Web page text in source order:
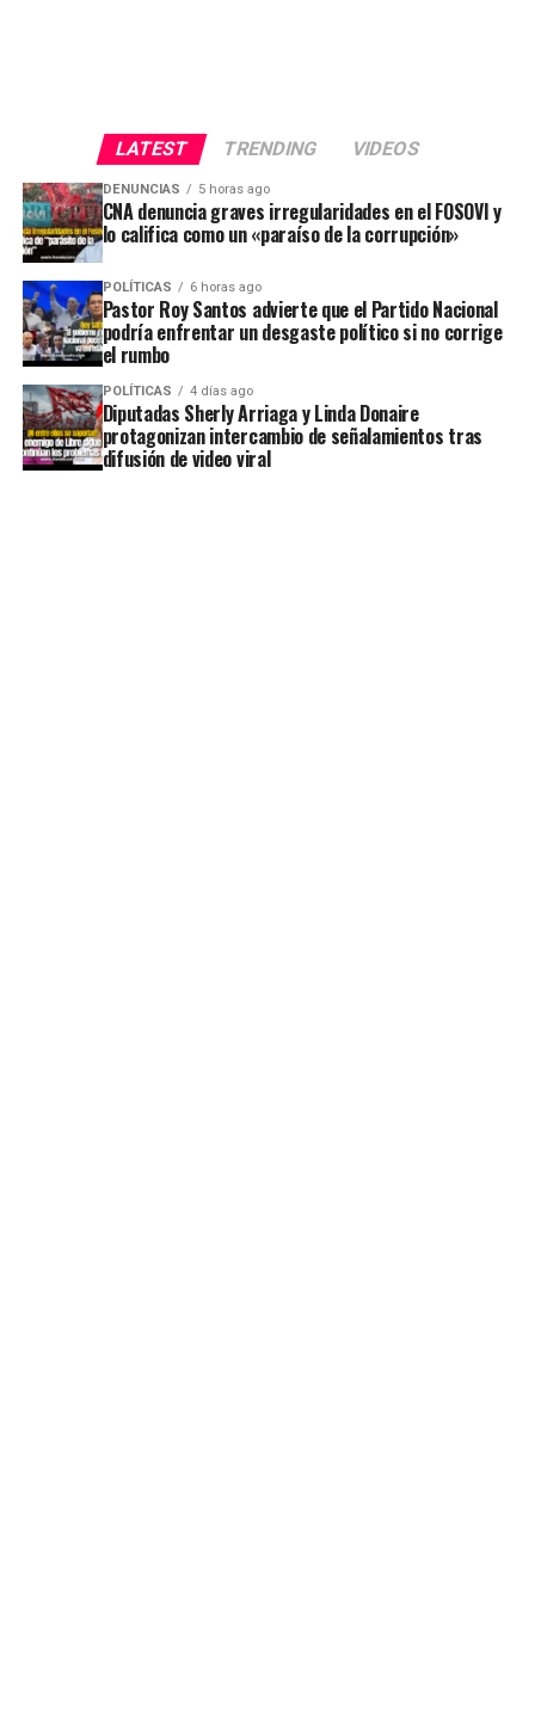
LATEST TRENDING VIDEOS
DENUNCIAS 5 horas ago
CNA denuncia graves irregularidades en el FOSOVI y
lo califica como un «paraíso de la corrupción»
POLÍTICAS 6 horas ago
Pastor Roy Santos advierte que el Partido Nacional
podría enfrentar un desgaste político si no corrige
el rumbo
POLÍTICAS 4 días ago
Diputadas Sherly Arriaga y Linda Donaire
protagonizan intercambio de señalamientos tras
difusión de video viral